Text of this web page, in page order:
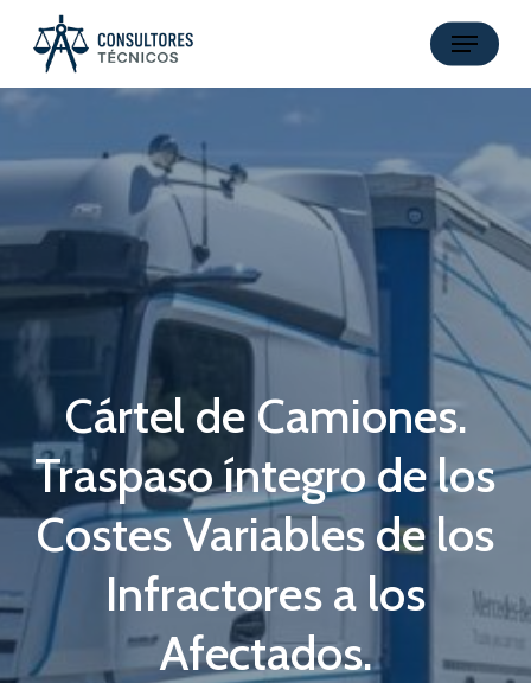
main
Menu
Cártel de Camiones.
Traspaso íntegro de los
Costes Variables de los
Infractores a los
Afectados.